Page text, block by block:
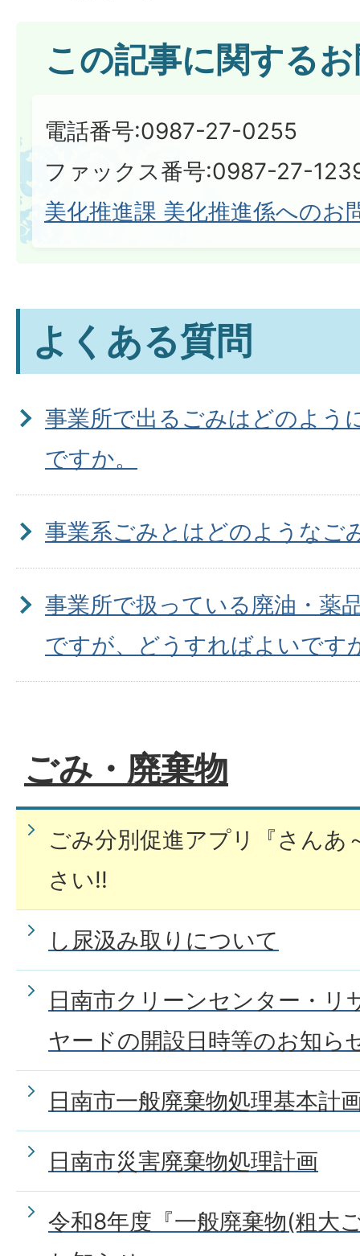
この記事に関する
電話番号:0987-27-0255
ファックス番号:0987-27-
美化推進課 美化推進係へのお
よくある質問
事業所で出るごみはどのよう
ですか。
事業系ごみとはどのようなご
事業所で扱っている廃油・薬
ですが、どうすればよいです
ごみ・廃棄物
ごみ分別促進アプリ『さんあ
さい!!
し尿汲み取りについて
日南市クリーンセンター・リ
ヤードの開設日時等のお知ら
日南市一般廃棄物処理基本計
日南市災害廃棄物処理計画
令和8年度『一般廃棄物(粗大